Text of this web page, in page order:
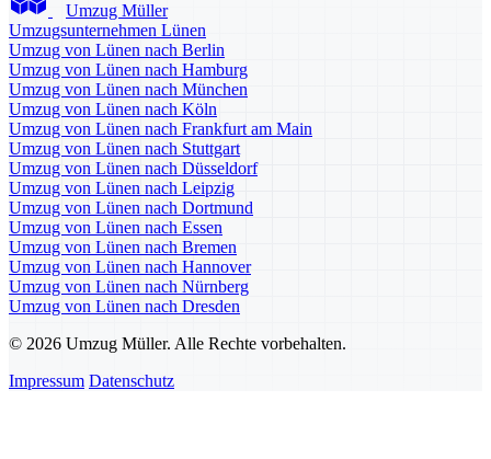
Umzug Müller
Umzugsunternehmen Lünen
Umzug von Lünen nach Berlin
Umzug von Lünen nach Hamburg
Umzug von Lünen nach München
Umzug von Lünen nach Köln
Umzug von Lünen nach Frankfurt am Main
Umzug von Lünen nach Stuttgart
Umzug von Lünen nach Düsseldorf
Umzug von Lünen nach Leipzig
Umzug von Lünen nach Dortmund
Umzug von Lünen nach Essen
Umzug von Lünen nach Bremen
Umzug von Lünen nach Hannover
Umzug von Lünen nach Nürnberg
Umzug von Lünen nach Dresden
© 2026 Umzug Müller. Alle Rechte vorbehalten.
Impressum Datenschutz